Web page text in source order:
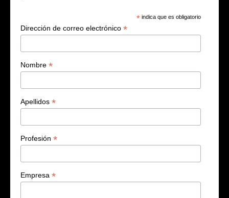
* indica que es obligatorio
Dirección de correo electrónico *
Nombre *
Apellidos *
Profesión *
Empresa *